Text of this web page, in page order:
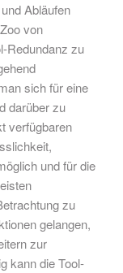
Abläufen
von
Redundanz zu
sich für eine
darüber zu
verfügbaren
und für die
zu
gelangen,
zur
kann die Tool-